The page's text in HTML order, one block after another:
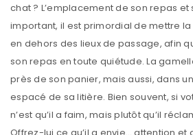
chat ? L’emplacement de son repas
important, il est primordial de mettre
en dehors des lieux de passage, afin
son repas en toute quiétude. La
près de son panier, mais aussi, dans
espacé de sa litière. Bien souvent, si
n’est qu’il a faim, mais plutôt qu’il